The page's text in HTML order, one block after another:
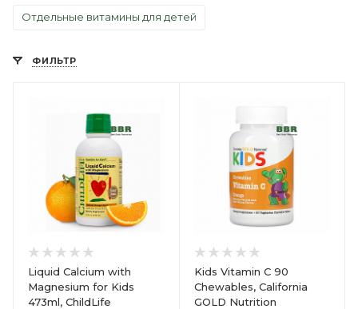
Отдельные витамины для детей
ФИЛЬТР
Liquid Calcium with
Magnesium for Kids
473ml, ChildLife
Kids Vitamin C 90
Chewables, California
GOLD Nutrition